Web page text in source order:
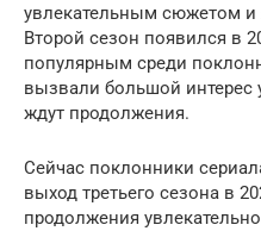
увлекательным сюжетом
Второй сезон появился в
популярным среди
вызвали большой интерес
ждут продолжения.
Сейчас поклонники
выход третьего сезона в
продолжения